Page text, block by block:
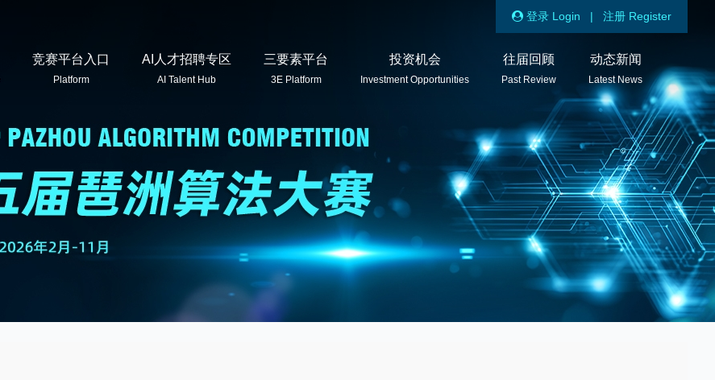
登录 Login | 注册 Register
竞赛平台入口
Platform
AI人才招聘专区
AI Talent Hub
三要素平台
3E Platform
投资机会
Investment Opportunities
往届回顾
Past Review
动态新闻
Latest News